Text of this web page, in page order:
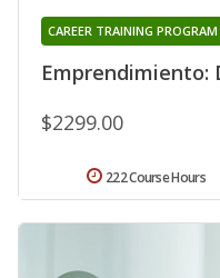
Emprendimiento:
CAREER TRAINING PROGRAM
$2299.00
222 Course Hours